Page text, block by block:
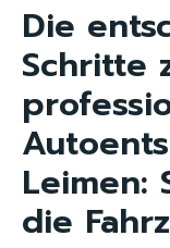
Die
Schritte
Leimen:
die